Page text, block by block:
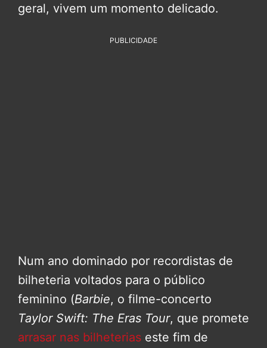
geral, vivem um momento delicado.
PUBLICIDADE
Num ano dominado por recordistas de
bilheteria voltados para o público
feminino (Barbie, o filme-concerto
Taylor Swift: The Eras Tour, que promete
arrasar nas bilheterias este fim de